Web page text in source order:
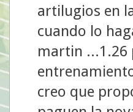
artilugios en
cuando lo
martin ...1.26
creo que